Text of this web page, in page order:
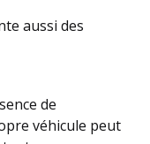
aussi des
de
véhicule peut